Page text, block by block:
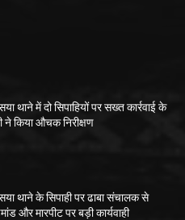
थाने में दो सिपाहियों पर सख्त कार्रवाई के
ने किया औचक निरीक्षण
थाने के सिपाही पर ढाबा संचालक से
और मारपीट पर बड़ी कार्यवाही